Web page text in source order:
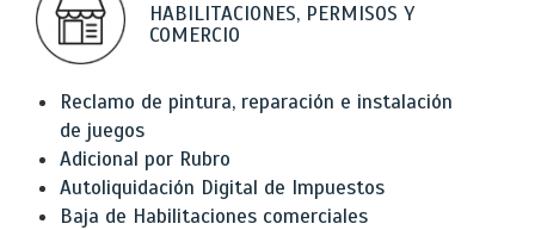
HABILITACIONES, PERMISOS Y
COMERCIO
Reclamo de pintura, reparación e instalación
de juegos
Adicional por Rubro
Autoliquidación Digital de Impuestos
Baja de Habilitaciones comerciales